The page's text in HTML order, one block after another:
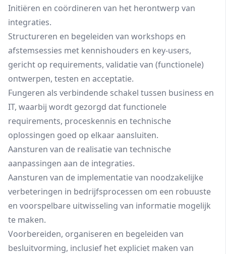
Initiëren en coördineren van het herontwerp van
integraties.
Structureren en begeleiden van workshops en
afstemsessies met kennishouders en key‑users,
gericht op requirements, validatie van (functionele)
ontwerpen, testen en acceptatie.
Fungeren als verbindende schakel tussen business en
IT, waarbij wordt gezorgd dat functionele
requirements, proceskennis en technische
oplossingen goed op elkaar aansluiten.
Aansturen van de realisatie van technische
aanpassingen aan de integraties.
Aansturen van de implementatie van noodzakelijke
verbeteringen in bedrijfsprocessen om een robuuste
en voorspelbare uitwisseling van informatie mogelijk
te maken.
Voorbereiden, organiseren en begeleiden van
besluitvorming, inclusief het expliciet maken van